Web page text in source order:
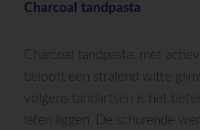
Charcoal tandpasta
Charcoal tandpasta, met
belooft een stralend witte
volgens tandartsen is het
laten liggen. De schurende